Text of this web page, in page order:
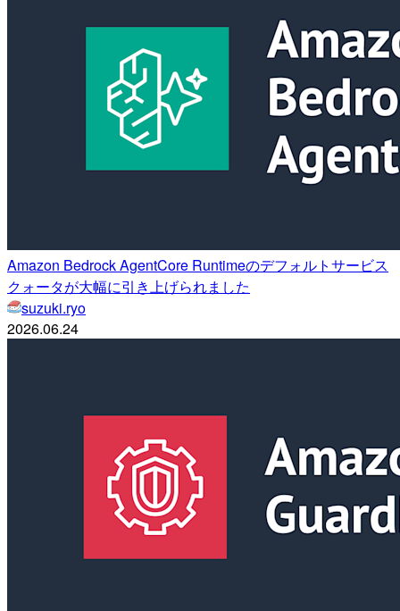
Amazon Bedrock AgentCore Runtimeのデフォルトサービス
クォータが大幅に引き上げられました
suzuki.ryo
2026.06.24